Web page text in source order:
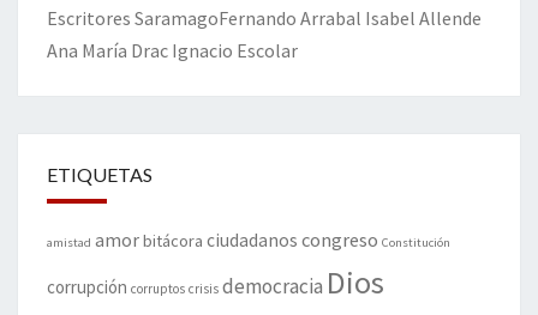
Escritores SaramagoFernando Arrabal Isabel Allende
Ana María Drac Ignacio Escolar
ETIQUETAS
amistad amorbitácora ciudadanos congreso Constitución
corrupción corruptos crisis democracia Dios